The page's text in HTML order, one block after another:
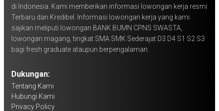
di Indonesia. Kami memberikan informasi lowongan kerja resmi
Terbaru dan Kredibel. Informasi lowongan kerja yang kami
sajikan meliputi lowongan BANK BUMN CPNS SWASTA,
lowongan magang, tingkat SMA SMK Sederajat D3 D4 S1 S2 S3
bagi fresh graduate ataupun berpengalaman.
Dukungan:
Tentang Kami
Hubungi Kami
Privacy Policy